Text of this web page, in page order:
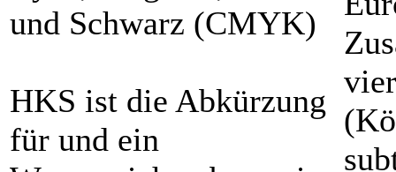
und Schwarz (CMYK)
HKS ist die Abkürzung
für und ein